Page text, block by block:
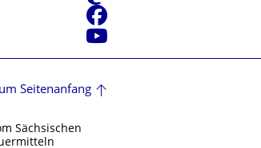
Facebook
Youtube
Seitenanfang
Sächsischen